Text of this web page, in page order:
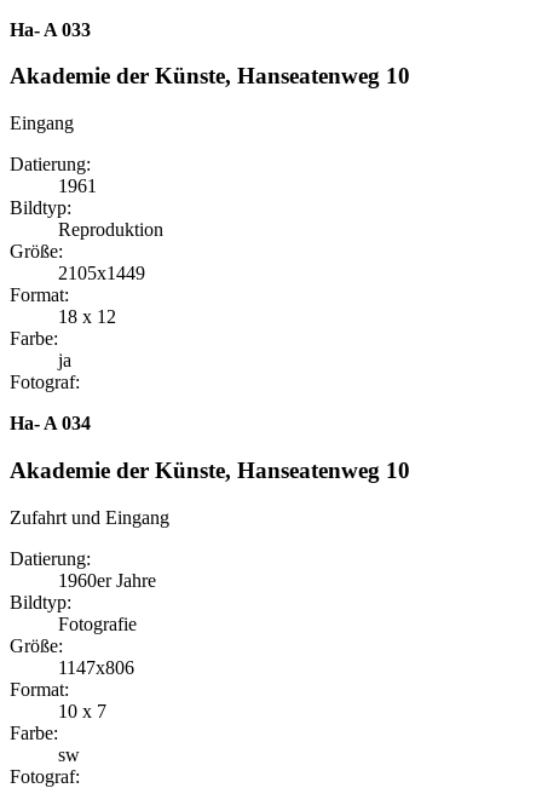
Ha- A 033
Akademie der Künste, Hanseatenweg 10
Eingang
Datierung:
1961
Bildtyp:
Reproduktion
Größe:
2105x1449
Format:
18 x 12
Farbe:
ja
Fotograf:
Ha- A 034
Akademie der Künste, Hanseatenweg 10
Zufahrt und Eingang
Datierung:
1960er Jahre
Bildtyp:
Fotografie
Größe:
1147x806
Format:
10 x 7
Farbe:
sw
Fotograf: